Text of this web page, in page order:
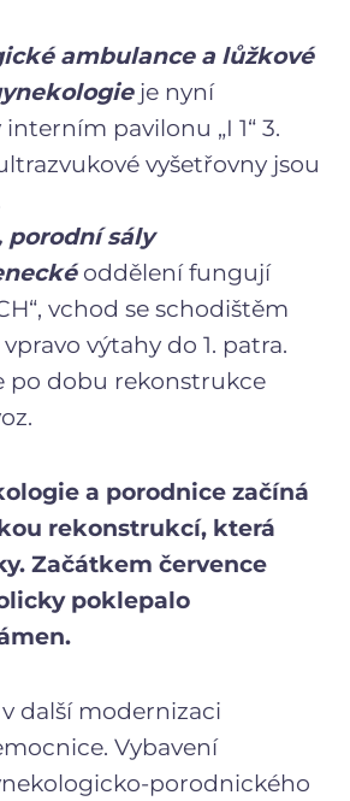
ambulance a lůžkové
je nyní
pavilonu „I 1“ 3.
vyšetřovny jsou
porodní sály
oddělení fungují
vchod se schodištěm
vpravo výtahy do 1. patra.
po dobu rekonstrukce
a porodnice začíná
rekonstrukcí, která
Začátkem července
poklepalo
další modernizaci
Vybavení
porodnického